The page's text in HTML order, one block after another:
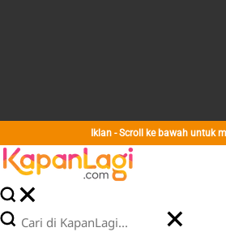
Iklan - Scroll ke bawah untuk